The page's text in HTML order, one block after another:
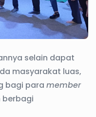
selain dapat
masyarakat luas,
bagi para member
berbagi